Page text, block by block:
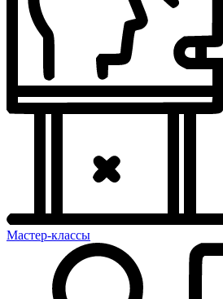
Мастер-классы